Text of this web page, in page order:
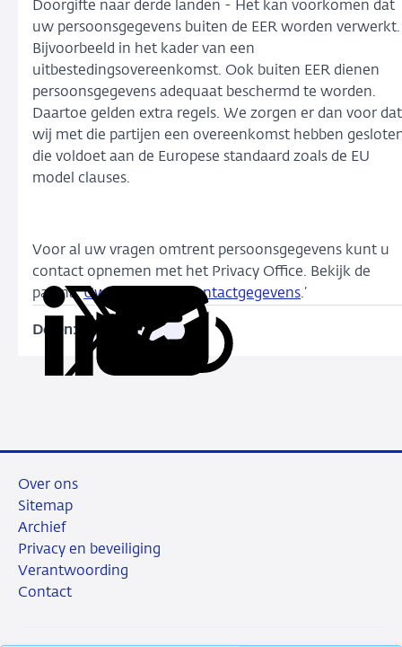
Doorgifte naar derde landen - Het kan voorkomen dat
uw persoonsgegevens buiten de EER worden verwerkt.
Bijvoorbeeld in het kader van een
uitbestedingsovereenkomst. Ook buiten EER dienen
persoonsgegevens adequaat beschermd te worden.
Daartoe gelden extra regels. We zorgen er dan voor dat
wij met die partijen een overeenkomst hebben
die voldoet aan de Europese standaard zoals de EU
model clauses.
Voor al uw vragen omtrent persoonsgegevens kunt u
contact opnemen met het Privacy Office. Bekijk de
pagina ‘Uw rechten en contactgegevens.’
Delen:
Deel
via
DeelDeelKopieer
Over ons
Sitemap
Archief
Privacy en beveiliging
Verantwoording
Contact